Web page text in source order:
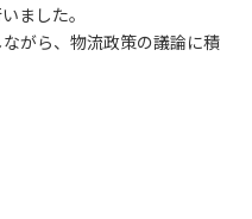
ました。
がら、物流政策の議論に積